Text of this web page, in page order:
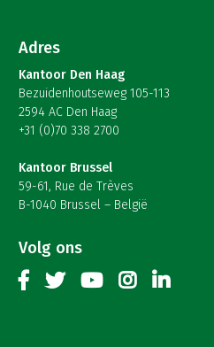
Adres
Kantoor Den Haag
Bezuidenhoutseweg 105-113
2594 AC Den Haag
+31 (0)70 338 2700
Kantoor Brussel
59-61, Rue de Trèves
B-1040 Brussel – België
Volg ons